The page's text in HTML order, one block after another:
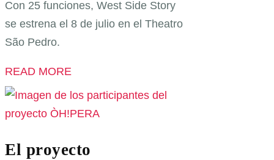
Con 25 funciones, West Side Story
se estrena el 8 de julio en el Theatro
São Pedro.
READ MORE
El proyecto